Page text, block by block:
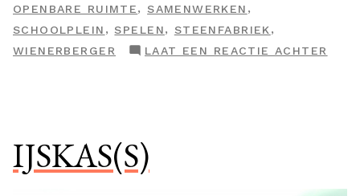
OPENBARE RUIMTE, SAMENWERKEN ,
SCHOOLPLEIN , SPELEN, STEENFABRIEK,
WIENERBERGER
LAAT EEN REACTIE ACHTER
IJSKAS(S)